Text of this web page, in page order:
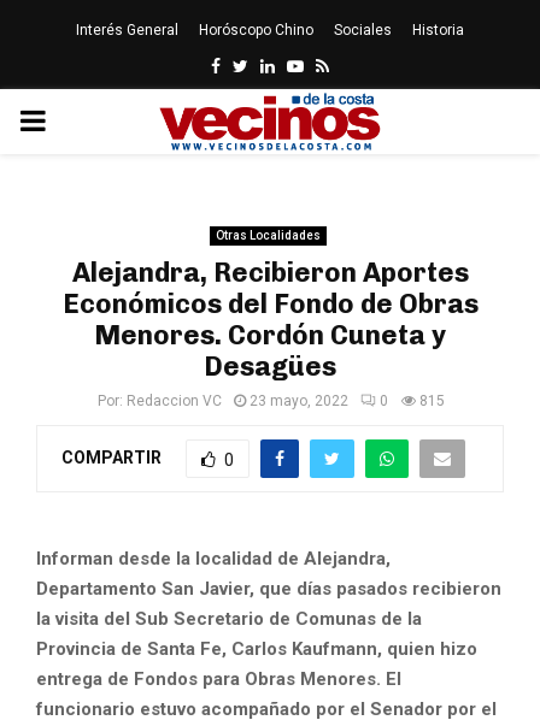
Interés General Horóscopo Chino Sociales Historia
Facebook
Twitter
LinkedinYoutube
Rss
PRIMARY
Otras Localidades
Alejandra, Recibieron Aportes
Económicos del Fondo de Obras
Menores. Cordón Cuneta y
Desagües
Por: Redaccion VC 23 mayo, 2022 0 815
COMPARTIR 0
Informan desde la localidad de Alejandra,
Departamento San Javier, que días pasados recibieron
la visita del Sub Secretario de Comunas de la
Provincia de Santa Fe, Carlos Kaufmann, quien hizo
entrega de Fondos para Obras Menores. El
funcionario estuvo acompañado por el Senador por el